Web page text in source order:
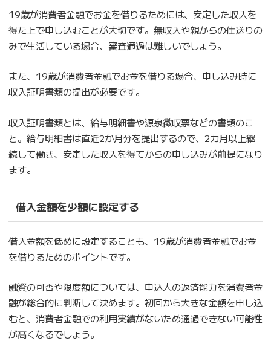
19歳が消費者金融でお金を借りるためには、安定した収入を
得た上で申し込むことが大切です。無収入や親からの仕送りの
みで生活している場合、審査通過は難しいでしょう。
また、19歳が消費者金融でお金を借りる場合、申し込み時に
収入証明書類の提出が必要です。
収入証明書類とは、給与明細書や源泉徴収票などの書類のこ
と。給与明細書は直近2か月分を提出するので、2カ月以上継
続して働き、安定した収入を得てからの申し込みが前提になり
ます。
借入金額を少額に設定する
借入金額を低めに設定することも、19歳が消費者金融でお金
を借りるためのポイントです。
融資の可否や限度額については、申込人の返済能力を消費者金
融が総合的に判断して決めます。初回から大きな金額を申し込
むと、消費者金融での利用実績がないため通過できない可能性
が高くなるでしょう。